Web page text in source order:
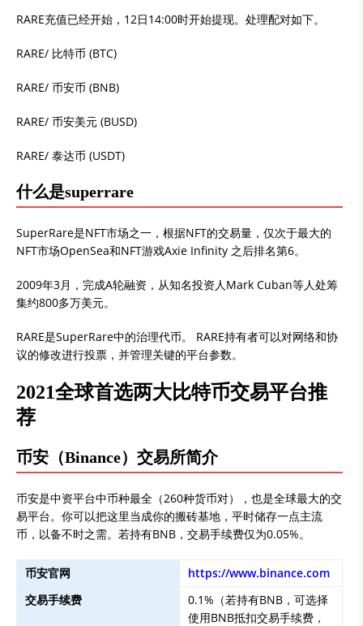
RARE充值已经开始，12日14:00时开始提现。处理配对如下。
RARE/ 比特币 (BTC)
RARE/ 币安币 (BNB)
RARE/ 币安美元 (BUSD)
RARE/ 泰达币 (USDT)
什么是superrare
SuperRare是NFT市场之一，根据NFT的交易量，仅次于最大的
NFT市场OpenSea和NFT游戏Axie Infinity 之后排名第6。
2009年3月，完成A轮融资，从知名投资人Mark Cuban等人处筹
集约800多万美元。
RARE是SuperRare中的治理代币。 RARE持有者可以对网络和协
议的修改进行投票，并管理关键的平台参数。
2021全球首选两大比特币交易平台推
荐
币安（Binance）交易所简介
币安是中资平台中币种最全（260种货币对），也是全球最大的交
易平台。你可以把这里当成你的搬砖基地，平时储存一点主流
币，以备不时之需。若持有BNB，交易手续费仅为0.05%。
币安官网
https://www.binance.com
交易手续费
0.1%（若持有BNB，可选择
使用BNB抵扣交易手续费，